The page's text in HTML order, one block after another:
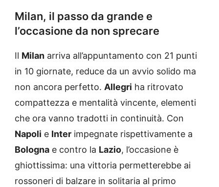
Milan, il passo da grande e
l’occasione da non sprecare
Il Milan arriva all’appuntamento con 21 punti
in 10 giornate, reduce da un avvio solido ma
non ancora perfetto. Allegri ha ritrovato
compattezza e mentalità vincente, elementi
che ora vanno tradotti in continuità. Con
Napoli e Inter impegnate rispettivamente a
Bologna e contro la Lazio, l’occasione è
ghiottissima: una vittoria permetterebbe ai
rossoneri di balzare in solitaria al primo